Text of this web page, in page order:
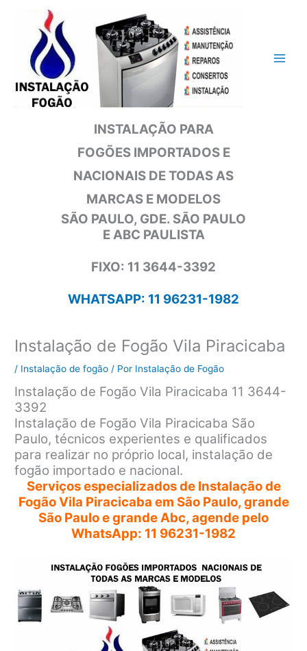
conteúdo
INSTALAÇÃO PARA
FOGÕES IMPORTADOS E
NACIONAIS DE TODAS AS
MARCAS E MODELOS
SÃO PAULO, GDE. SÃO PAULO
E ABC PAULISTA
FIXO: 11 3644-3392
WHATSAPP: 11 96231-1982
Instalação de Fogão Vila Piracicaba
/ Instalação de fogão / Por Instalação de Fogão
Instalação de Fogão Vila Piracicaba 11 3644-
3392
Instalação de Fogão Vila Piracicaba São
Paulo, técnicos experientes e qualificados
para realizar no próprio local, instalação de
fogão importado e nacional.
Serviços especializados de Instalação de
Fogão Vila Piracicaba em São Paulo, grande
São Paulo e grande Abc, agende pelo
WhatsApp: 11 96231-1982